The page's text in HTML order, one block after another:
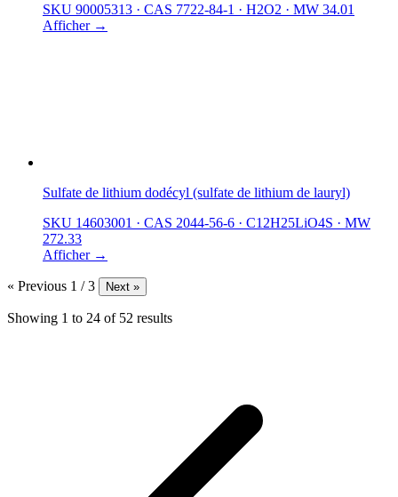
SKU 90005313 · CAS 7722-84-1 · H2O2 · MW 34.01
Afficher →
Sulfate de lithium dodécyl (sulfate de lithium de lauryl)
SKU 14603001 · CAS 2044-56-6 · C12H25LiO4S · MW
272.33
Afficher →
« Previous 1 / 3 Next »
Showing 1 to 24 of 52 results